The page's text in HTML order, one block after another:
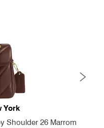
York
Shoulder 26 Marrom